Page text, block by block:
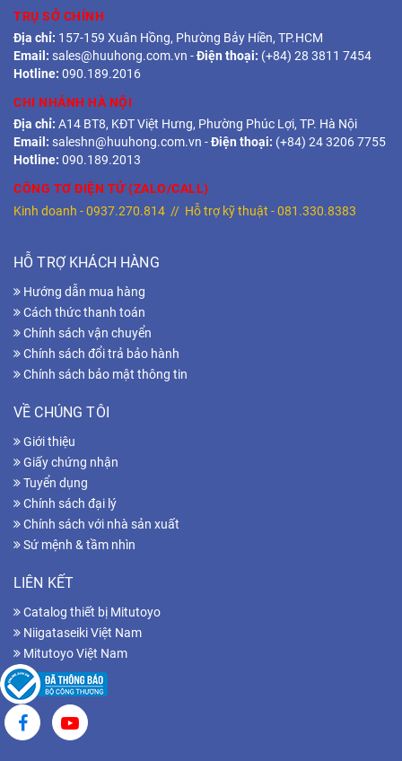
TRỤ SỞ CHÍNH
Địa chỉ: 157-159 Xuân Hồng, Phường Bảy Hiền, TP.HCM
Email: sales@huuhong.com.vn -Điện thoại: (+84) 28 3811 7454
Hotline: 090.189.2016
CHI NHÁNH HÀ NỘI
Địa chỉ: A14 BT8, KĐT Việt Hưng, Phường Phúc Lợi, TP. Hà Nội
Email: saleshn@huuhong.com.vn -Điện thoại: (+84) 24 3206 7755
Hotline: 090.189.2013
CÔNG TƠ ĐIỆN TỬ (ZALO/CALL)
Kinh doanh -0937.270.814 // Hỗ trợ kỹ thuật -081.330.8383
HỖ TRỢ KHÁCH HÀNG
Hướng dẫn mua hàng
Cách thức thanh toán
Chính sách vận chuyển
Chính sách đổi trả bảo hành
Chính sách bảo mật thông tin
VỀ CHÚNG TÔI
Giới thiệu
Giấy chứng nhận
Tuyển dụng
Chính sách đại lý
Chính sách với nhà sản xuất
Sứ mệnh & tầm nhìn
LIÊN KẾT
Catalog thiết bị Mitutoyo
Niigataseiki Việt Nam
Mitutoyo Việt Nam